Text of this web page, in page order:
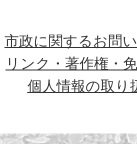
市政に関するお問
リンク・著作権・
個人情報の取り